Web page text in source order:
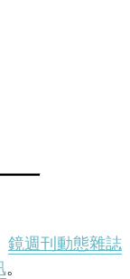
鏡週刊動態雜誌
。